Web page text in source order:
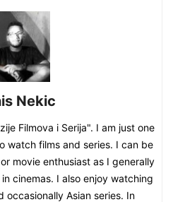
Nekic
Filmova i Serija". I am just one
watch films and series. I can be
movie enthusiast as I generally
cinemas. I also enjoy watching
occasionally Asian series. In